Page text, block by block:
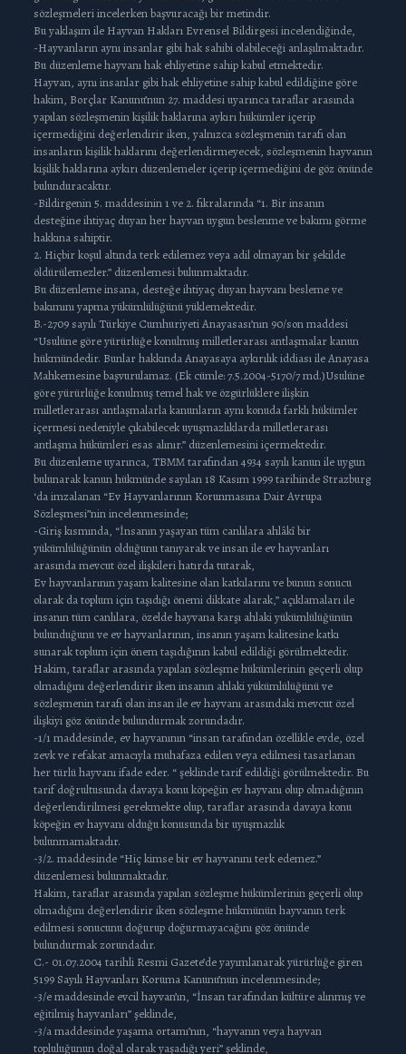
sözleşmeleri incelerken başvuracağı bir metindir.
Bu yaklaşım ile Hayvan Hakları Evrensel Bildirgesi incelendiğinde,
-Hayvanların aynı insanlar gibi hak sahibi olabileceği anlaşılmaktadır.
Bu düzenleme hayvanı hak ehliyetine sahip kabul etmektedir.
Hayvan, aynı insanlar gibi hak ehliyetine sahip kabul edildiğine göre
hakim, Borçlar Kanunu’nun 27. maddesi uyarınca taraflar arasında
yapılan sözleşmenin kişilik haklarına aykırı hükümler içerip
içermediğini değerlendirir iken, yalnızca sözleşmenin tarafı olan
insanların kişilik haklarını değerlendirmeyecek, sözleşmenin hayvanın
kişilik haklarına aykırı düzenlemeler içerip içermediğini de göz önünde
bulunduracaktır.
-Bildirgenin 5. maddesinin 1 ve 2. fıkralarında “1. Bir insanın
desteğine ihtiyaç duyan her hayvan uygun beslenme ve bakımı görme
hakkına sahiptir.
2. Hiçbir koşul altında terk edilemez veya adil olmayan bir şekilde
öldürülemezler.” düzenlemesi bulunmaktadır.
Bu düzenleme insana, desteğe ihtiyaç duyan hayvanı besleme ve
bakımını yapma yükümlülüğünü yüklemektedir.
B.-2709 sayılı Türkiye Cumhuriyeti Anayasası’nın 90/son maddesi
“Usulüne göre yürürlüğe konulmuş milletlerarası antlaşmalar kanun
hükmündedir. Bunlar hakkında Anayasaya aykırılık iddiası ile Anayasa
Mahkemesine başvurulamaz. (Ek cümle: 7.5.2004-5170/7 md.)Usulüne
göre yürürlüğe konulmuş temel hak ve özgürlüklere ilişkin
milletlerarası antlaşmalarla kanunların aynı konuda farklı hükümler
içermesi nedeniyle çıkabilecek uyuşmazlıklarda milletlerarası
antlaşma hükümleri esas alınır.” düzenlemesini içermektedir.
Bu düzenleme uyarınca, TBMM tarafından 4934 sayılı kanun ile uygun
bulunarak kanun hükmünde sayılan 18 Kasım 1999 tarihinde Strazburg
‘da imzalanan “Ev Hayvanlarının Korunmasına Dair Avrupa
Sözleşmesi”nin incelenmesinde;
-Giriş kısmında, “İnsanın yaşayan tüm canlılara ahlâkî bir
yükümlülüğünün olduğunu tanıyarak ve insan ile ev hayvanları
arasında mevcut özel ilişkileri hatırda tutarak,
Ev hayvanlarının yaşam kalitesine olan katkılarını ve bunun sonucu
olarak da toplum için taşıdığı önemi dikkate alarak,” açıklamaları ile
insanın tüm canlılara, özelde hayvana karşı ahlaki yükümlülüğünün
bulunduğunu ve ev hayvanlarının, insanın yaşam kalitesine katkı
sunarak toplum için önem taşıdığının kabul edildiği görülmektedir.
Hakim, taraflar arasında yapılan sözleşme hükümlerinin geçerli olup
olmadığını değerlendirir iken insanın ahlaki yükümlülüğünü ve
sözleşmenin tarafı olan insan ile ev hayvanı arasındaki mevcut özel
ilişkiyi göz önünde bulundurmak zorundadır.
-1/1 maddesinde, ev hayvanının “insan tarafından özellikle evde, özel
zevk ve refakat amacıyla muhafaza edilen veya edilmesi tasarlanan
her türlü hayvanı ifade eder. “ şeklinde tarif edildiği görülmektedir. Bu
tarif doğrultusunda davaya konu köpeğin ev hayvanı olup olmadığının
değerlendirilmesi gerekmekte olup, taraflar arasında davaya konu
köpeğin ev hayvanı olduğu konusunda bir uyuşmazlık
bulunmamaktadır.
-3/2. maddesinde “Hiç kimse bir ev hayvanını terk edemez.”
düzenlemesi bulunmaktadır.
Hakim, taraflar arasında yapılan sözleşme hükümlerinin geçerli olup
olmadığını değerlendirir iken sözleşme hükmünün hayvanın terk
edilmesi sonucunu doğurup doğurmayacağını göz önünde
bulundurmak zorundadır.
C.- 01.07.2004 tarihli Resmi Gazete’de yayımlanarak yürürlüğe giren
5199 Sayılı Hayvanları Koruma Kanunu’nun incelenmesinde;
-3/e maddesinde evcil hayvan’ın, “İnsan tarafından kültüre alınmış ve
eğitilmiş hayvanları” şeklinde,
-3/a maddesinde yaşama ortamı’nın, “hayvanın veya hayvan
topluluğunun doğal olarak yaşadığı yeri” şeklinde,